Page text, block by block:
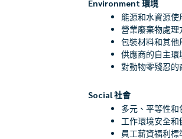
Environment 環境
能源和水資源
營業廢棄物處
包裝材料和其他
供應商的自主
對動物零殘忍的
Social社會
多元、平等性
工作環境安全和
員工薪資福利